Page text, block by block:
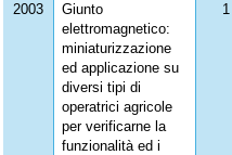
2003
Giunto
elettromagnetico:
miniaturizzazione
ed applicazione su
diversi tipi di
operatrici agricole
per verificarne la
funzionalità ed i
1